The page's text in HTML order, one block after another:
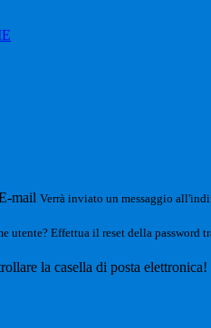
mail Verrà inviato un messaggio
utente? Effettua il reset della password
la casella di posta elettronica!